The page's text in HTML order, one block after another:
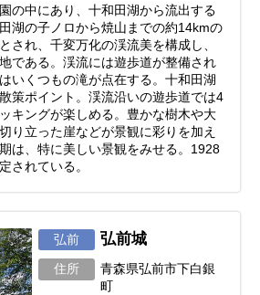
の中にあり、十和田湖から流出する
湖の子ノロから焼山までの約14kmの
され、千変万化の渓流美を構成し、
である。渓流には遊歩道が整備され
いくつもの滝が点在する。十和田湖
策ポイント。渓流沿いの遊歩道では4
キングが楽しめる。豊かな樹木や大
り立った崖などが景観に彩りを加え
は、特に美しい景観をみせる。1928
されている。
弘前 弘前城
住所
青森県弘前市下白銀
町